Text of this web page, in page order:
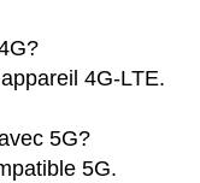
4G-LTE.
5G?
5G.